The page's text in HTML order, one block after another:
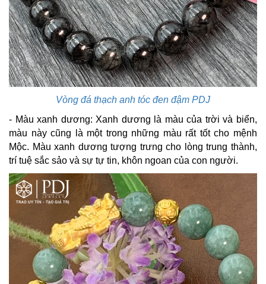
Vòng đá thạch anh tóc đen đậm PDJ
- Màu xanh dương: Xanh dương là màu của trời và biển,
màu này cũng là một trong những màu rất tốt cho mệnh
Mộc. Màu xanh dương tượng trưng cho lòng trung thành,
trí tuệ sắc sảo và sự tự tin, khôn ngoan của con người.